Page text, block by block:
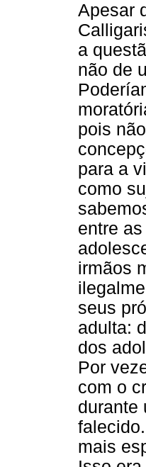
Apesar
a
não de
pois
para a
como
entre
irmãos
seus
adulta:
dos
Por
com o
durante
mais